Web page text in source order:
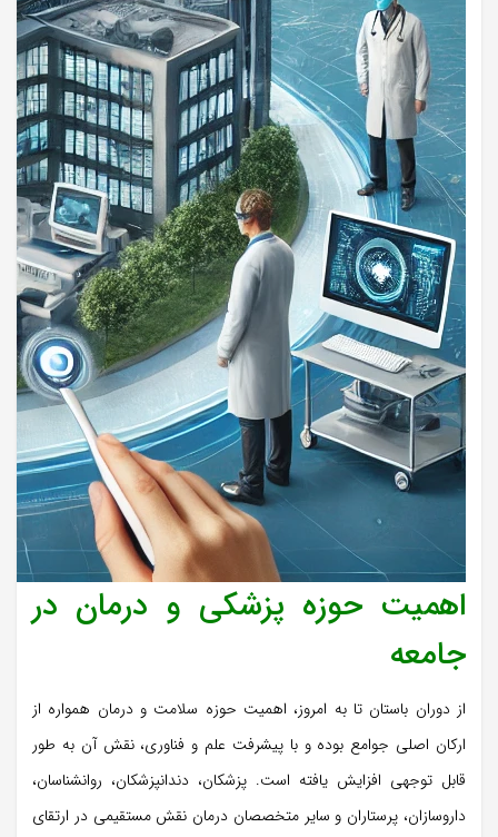
اهمیت حوزه پزشکی و درمان در
جامعه
از دوران باستان تا به امروز، اهمیت حوزه سلامت و درمان همواره از
ارکان اصلی جوامع بوده و با پیشرفت علم و فناوری، نقش آن به طور
قابل توجهی افزایش یافته است. پزشکان، دندانپزشکان، روانشناسان،
داروسازان، پرستاران و سایر متخصصان درمان نقش مستقیمی در ارتقای